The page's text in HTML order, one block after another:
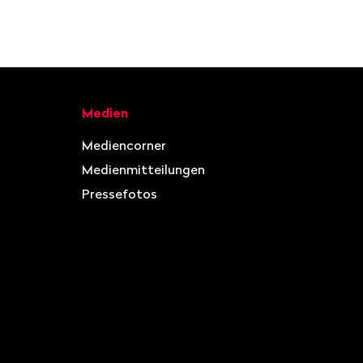
Medien
Mediencorner
Medienmitteilungen
Pressefotos